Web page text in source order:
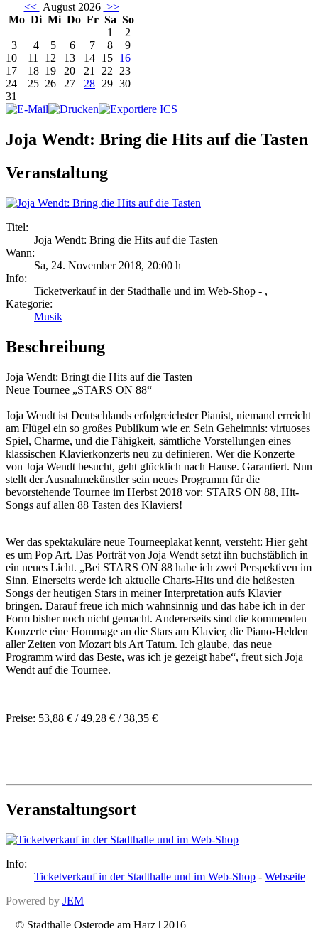
<< August 2026 >>
Mo Di Mi Do Fr Sa So
1
2
3
4 5 6 7 8
9
10
11 12 13 14 15 16
17
18 19 20 21 22 23
24
25 26 27 28 29 30
31
Joja Wendt: Bring die Hits auf die Tasten
Veranstaltung
Titel:
Joja Wendt: Bring die Hits auf die Tasten
Wann:
Sa, 24. November 2018, 20:00 h
Info:
Ticketverkauf in der Stadthalle und im Web-Shop - ,
Kategorie:
Musik
Beschreibung
Joja Wendt: Bringt die Hits auf die Tasten
Neue Tournee „STARS ON 88“
Joja Wendt ist Deutschlands erfolgreichster Pianist, niemand erreicht
am Flügel ein so großes Publikum wie er. Sein Geheimnis: virtuoses
Spiel, Charme, und die Fähigkeit, sämtliche Vorstellungen eines
klassischen Klavierkonzerts neu zu definieren. Wer die Konzerte
von Joja Wendt besucht, geht glücklich nach Hause. Garantiert. Nun
stellt der Ausnahmekünstler sein neues Programm für die
bevorstehende Tournee im Herbst 2018 vor: STARS ON 88, Hit-
Songs auf allen 88 Tasten des Klaviers!
Wer das spektakuläre neue Tourneeplakat kennt, versteht: Hier geht
es um Pop Art. Das Porträt von Joja Wendt setzt ihn buchstäblich in
ein neues Licht. „Bei STARS ON 88 habe ich zwei Perspektiven im
Sinn. Einerseits werde ich aktuelle Charts-Hits und die heißesten
Songs der heutigen Stars in meiner Interpretation aufs Klavier
bringen. Darauf freue ich mich wahnsinnig und das habe ich in der
Form bisher noch nicht gemacht. Andererseits sind die kommenden
Konzerte eine Hommage an die Stars am Klavier, die Piano-Helden
aller Zeiten von Mozart bis Art Tatum. Ich glaube, das neue
Programm wird das Beste, was ich je gezeigt habe“, freut sich Joja
Wendt auf die Tournee.
Preise: 53,88 € / 49,28 € / 38,35 €
Veranstaltungsort
Info:
Ticketverkauf in der Stadthalle und im Web-Shop - Webseite
Powered by JEM
© Stadthalle Osterode am Harz | 2016